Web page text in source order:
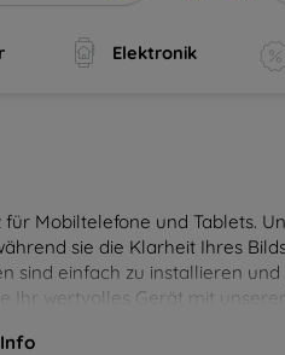
Elektronik
Mobiltelefone und Tablets.
sie die Klarheit Ihres
sind einfach zu installieren
Ihr wertvolles Gerät mit